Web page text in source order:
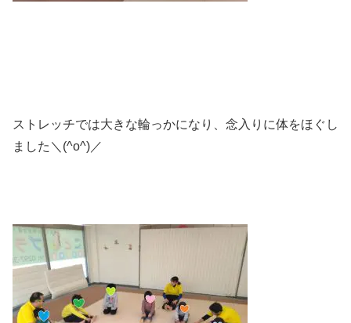
ストレッチでは大きな輪っかになり、念入りに体をほぐし
ました＼(^o^)／